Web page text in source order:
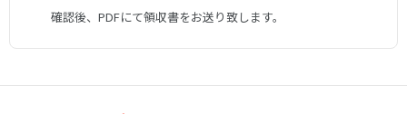
確認後、PDFにて領収書をお送り致します。